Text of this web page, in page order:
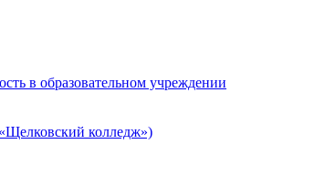
в образовательном учреждении
колледж»)